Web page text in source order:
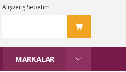
Alışveriş Sepetim
MARKALAR